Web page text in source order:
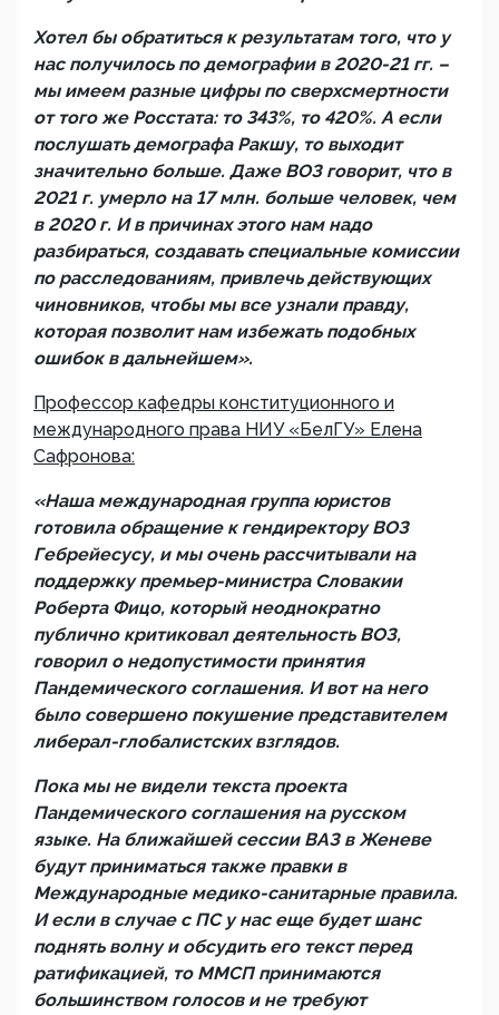
Хотел бы обратиться к результатам того, что у
нас получилось по демографии в 2020-21 гг. –
мы имеем разные цифры по сверхсмертности
от того же Росстата: то 343%, то 420%. А если
послушать демографа Ракшу, то выходит
значительно больше. Даже ВОЗ говорит, что в
2021 г. умерло на 17 млн. больше человек, чем
в 2020 г. И в причинах этого нам надо
разбираться, создавать специальные комиссии
по расследованиям, привлечь действующих
чиновников, чтобы мы все узнали правду,
которая позволит нам избежать подобных
ошибок в дальнейшем».
Профессор кафедры конституционного и
международного права НИУ «БелГУ» Елена
Сафронова:
«Наша международная группа юристов
готовила обращение к гендиректору ВОЗ
Гебрейесусу, и мы очень рассчитывали на
поддержку премьер-министра Словакии
Роберта Фицо, который неоднократно
публично критиковал деятельность ВОЗ,
говорил о недопустимости принятия
Пандемического соглашения. И вот на него
было совершено покушение представителем
либерал-глобалистских взглядов.
Пока мы не видели текста проекта
Пандемического соглашения на русском
языке. На ближайшей сессии ВАЗ в Женеве
будут приниматься также правки в
Международные медико-санитарные правила.
И если в случае с ПС у нас еще будет шанс
поднять волну и обсудить его текст перед
ратификацией, то ММСП принимаются
большинством голосов и не требуют